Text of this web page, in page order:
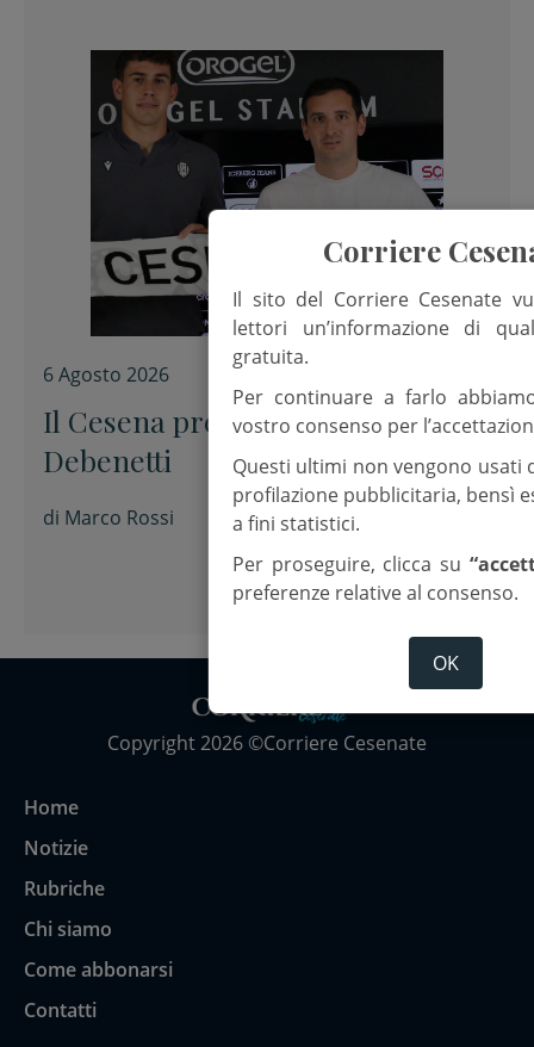
6 Agosto 2026
Il Cesena presenta Alessandro
Debenetti
di Marco Rossi
Copyright 2026 ©Corriere Cesenate
Home
Notizie
Rubriche
Chi siamo
Come abbonarsi
Contatti
Corriere
Il sito del Corriere Cesenate
lettori un’informazione di
gratuita.
Per continuare a farlo
vostro consenso per
Questi ultimi non vengono usati
profilazione pubblicitaria, bensì
a fini statistici.
Per proseguire, clicca su
preferenze relative al consenso.
OK